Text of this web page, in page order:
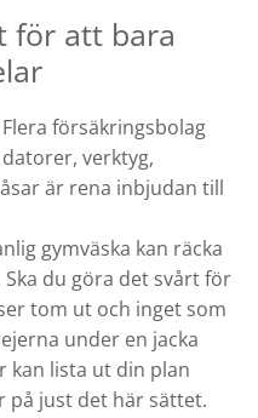
för att bara
försäkringsbolag
verktyg,
är rena inbjudan till
gymväska kan räcka
du göra det svårt för
tom ut och inget som
under en jacka
kan lista ut din plan
på just det här sättet.